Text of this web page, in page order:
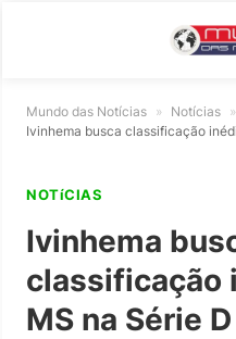
Mundo das Notícias » Notícias »
Ivinhema busca classificação
NOTíCIAS
Ivinhema
classificação
MS na Série D